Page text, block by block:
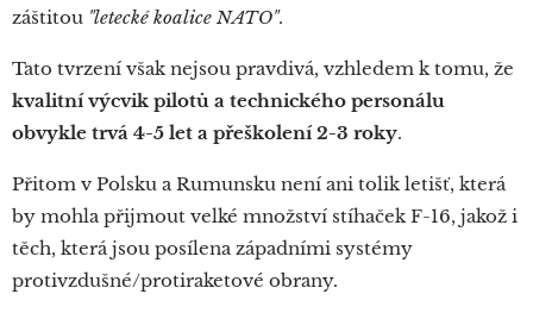
záštitou "letecké koalice NATO".
Tato tvrzení však nejsou pravdivá, vzhledem k tomu, že
kvalitní výcvik pilotů a technického personálu
obvykle trvá 4-5 let a přeškolení 2-3 roky.
Přitom v Polsku a Rumunsku není ani tolik letišť, která
by mohla přijmout velké množství stíhaček F-16, jakož i
těch, která jsou posílena západními systémy
protivzdušné/protiraketové obrany.